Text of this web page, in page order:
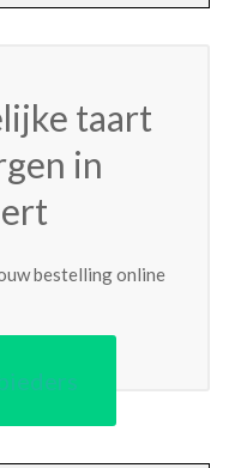
taart
in
bestelling online